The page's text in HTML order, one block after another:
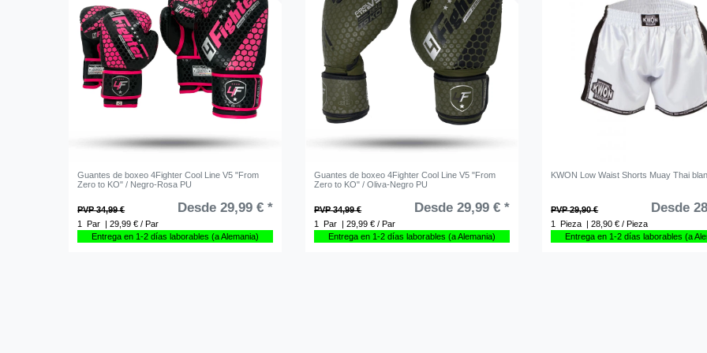
Guantes de boxeo 4Fighter Cool Line V5 "From
Zero to KO" / Negro-Rosa PU
PVP 34,99 € Desde 29,99 € *
1 Par
| 29,99 € / Par
Entrega en 1-2 días laborables (a Alemania)
Guantes de boxeo 4Fighter Cool Line V5 "From
Zero to KO" / Oliva-Negro PU
PVP 34,99 € Desde 29,99 € *
1 Par
| 29,99 € / Par
Entrega en 1-2 días laborables (a Alemania)
KWON Low Waist Shorts Muay Thai
PVP 29,90 € Desde
1 Pieza
| 28,90 € / Pieza
Entrega en 1-2 días laborables (a